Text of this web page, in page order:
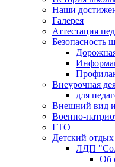
Наши
Галерея
Аттестация
Безопасность
Внеурочная
для
Внешний вид
Военно-
ГТО
Детский
ЛДП
Об